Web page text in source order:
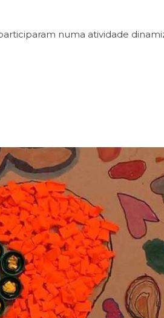
numa atividade